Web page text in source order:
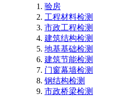
验房
工程材料检测
市政工程检测
建筑结构检测
地基基础检测
建筑节能检测
门窗幕墙检测
钢结构检测
市政桥梁检测